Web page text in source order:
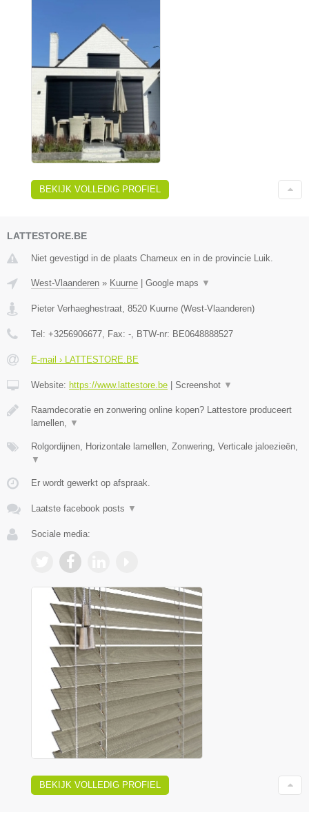
BEKIJK VOLLEDIG PROFIEL
LATTESTORE.BE
Niet gevestigd in de plaats Charneux en in de provincie Luik.
West-Vlaanderen » Kuurne Google maps ▼
Pieter Verhaeghestraat, 8520 Kuurne (West-Vlaanderen)
Tel: +3256906677, Fax: -, BTW-nr: BE0648888527
E-mail › LATTESTORE.BE
Website: https://www.lattestore.be Screenshot ▼
Raamdecoratie en zonwering online kopen? Lattestore produceert
lamellen, ▼
Rolgordijnen, Horizontale lamellen, Zonwering, Verticale jaloezieën,
▼
Er wordt gewerkt op afspraak.
Laatste facebook posts ▼
Sociale media:
BEKIJK VOLLEDIG PROFIEL